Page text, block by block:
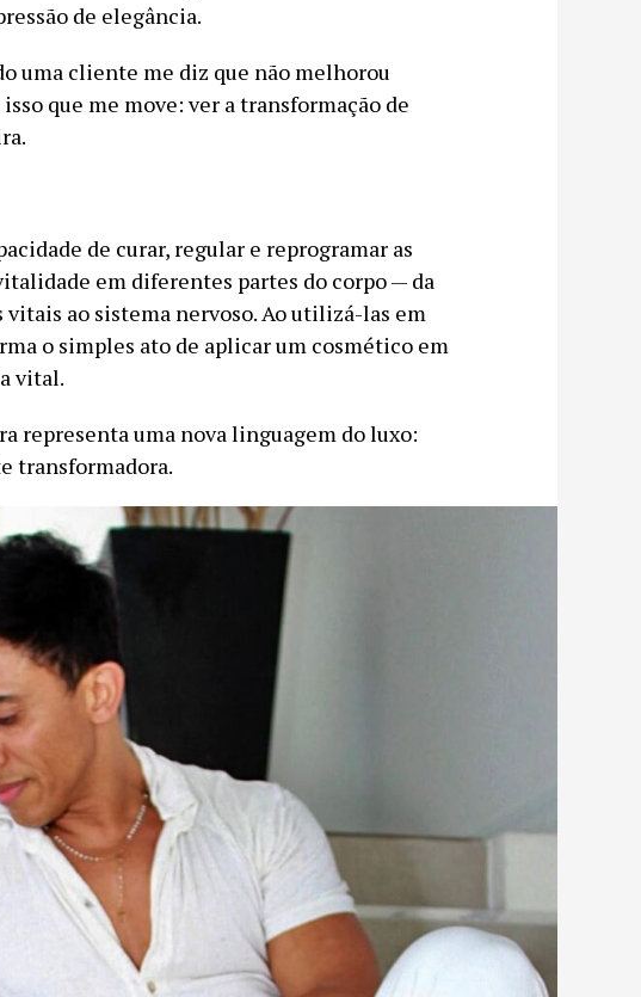
de elegância.
uma cliente me diz que não melhorou
isso que me move: ver a transformação de
de curar, regular e reprogramar as
em diferentes partes do corpo — da
vitais ao sistema nervoso. Ao utilizá-las em
o simples ato de aplicar um cosmético em
vital.
representa uma nova linguagem do luxo:
transformadora.